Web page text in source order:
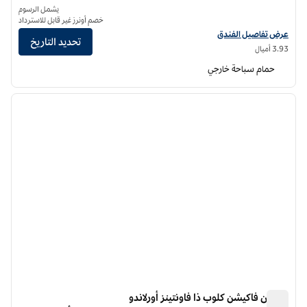
عرض تفاصيل الفندق لفندق هيلتون جراند ڤاكيشنز كلوب بارك سوليل أورلاندو
عرض تفاصيل الفندق
3.93 أميال
يشمل الرسوم
خصم أونرز غير قابل للاسترداد
تحديد التاريخ
حمام سباحة خارجي
1 من 12
الصورة
هيلتون فاكيشن كلوب ذا فاونتينز أورلاندو